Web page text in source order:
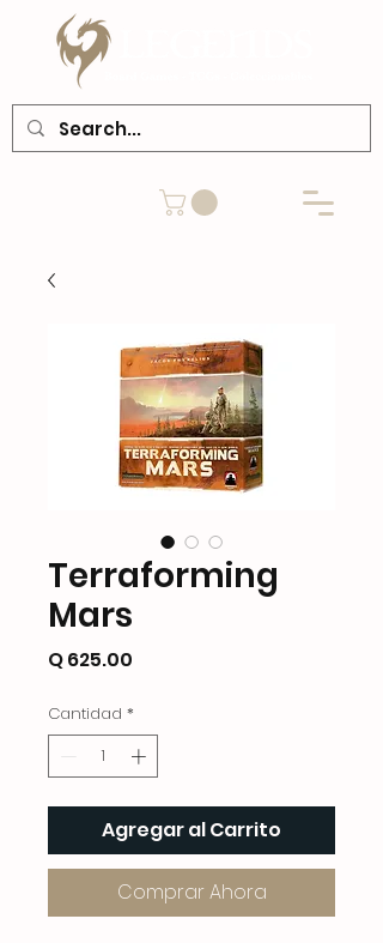
Terraforming
Mars
Q 625.00
Cantidad *
Agregar al Carrito
Comprar Ahora